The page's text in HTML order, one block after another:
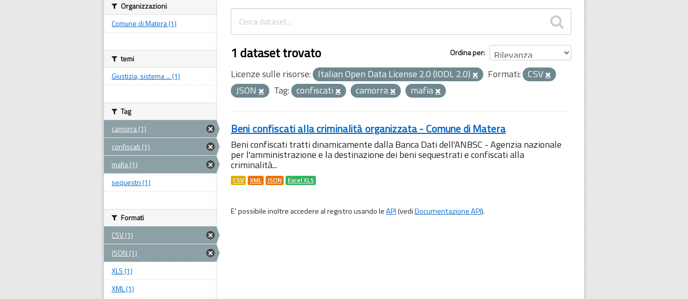
Ordina per
1 dataset trovato
Licenze sulle risorse: Italian Open Data License 2.0 (IODL 2.0) Formati: CSV
JSON
Tag: confiscati camorra mafia
Beni confiscati alla criminalità organizzata - Comune di Matera
Beni confiscati tratti dinamicamente dalla Banca Dati dell'ANBSC - Agenzia nazionale
per l'amministrazione e la destinazione dei beni sequestrati e confiscati alla
criminalità...
CSV XML JSON Excel XLS
E' possibile inoltre accedere al registro usando leAPI(vediDocumentazione API).
Organizzazioni
Comune di Matera (1)
temi
Giustizia, sistema ... (1)
Tag
camorra (1)
confiscati (1)
mafia (1)
sequestri (1)
Formati
CSV (1)
JSON (1)
XLS (1)
XML (1)